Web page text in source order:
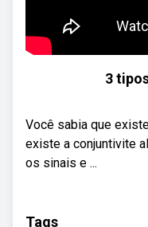
3
Você sabia que
existe a conjuntivite
os sinais e ...
Tags